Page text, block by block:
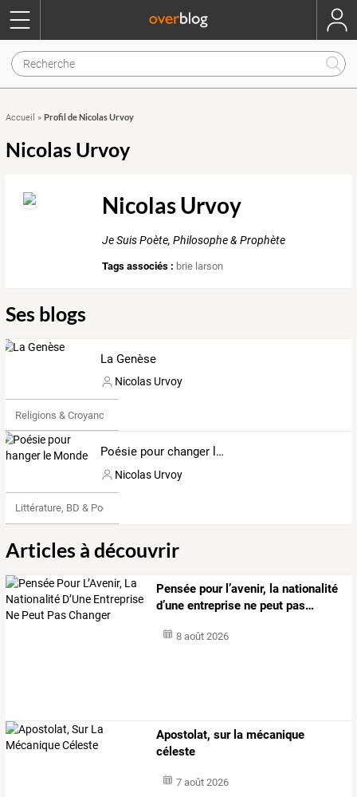
Accueil » Profil de Nicolas Urvoy
Nicolas Urvoy
Nicolas Urvoy
Je Suis Poète, Philosophe & Prophète
Tags associés : brie larson
Ses blogs
La Genèse
Nicolas Urvoy
Religions & Croyances
Poésie pour changer le Monde
Nicolas Urvoy
Littérature, BD & Poésie
Articles à découvrir
Pensée pourl’avenir, la nationalité
d’une entreprise ne peut pas…
8 août 2026
Apostolat, sur la mécanique
céleste
7 août 2026